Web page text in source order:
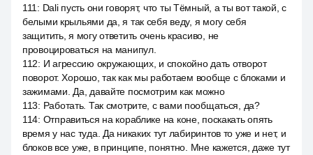
111 : Dali пусть они говорят, что ты Тёмный, а ты вот такой, с
белыми крыльями да, я так себя веду, я могу себя
защитить, я могу ответить очень красиво, не
провоцироваться на манипул.
112: И агрессию окружающих, и спокойно дать отворот
поворот. Хорошо, так как мы работаем вообще с блоками и
зажимами. Да, давайте посмотрим как можно
113: Работать. Так смотрите, с вами пообщаться, да?
114: Отправиться на кораблике на коне, поскакать опять
время у нас туда. Да никаких тут лабиринтов то уже и нет, и
блоков все уже, в принципе, понятно. Мне кажется, даже тут